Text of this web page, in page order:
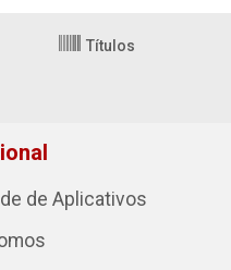
Títulos
de Aplicativos